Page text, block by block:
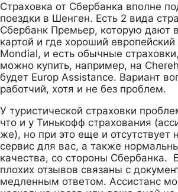
Страховка от Сбербанка вполне
поездки в Шенген. Есть 2 вида
Сбербанк Премьер, которую дают
картой и где хороший европейский
Mondial, и есть обычные
можно купить, например, на
будет Europ Assistance. Вариант
работчий, хотя и не без проблем.
У туристической страховки
что и у Тинькофф страхования
же), но при это еще и отсутствует
сервис для вас, а также
качества, со стороны Сбербанка.
плохих отзывов связаны с
медленным ответом. Ассистанс